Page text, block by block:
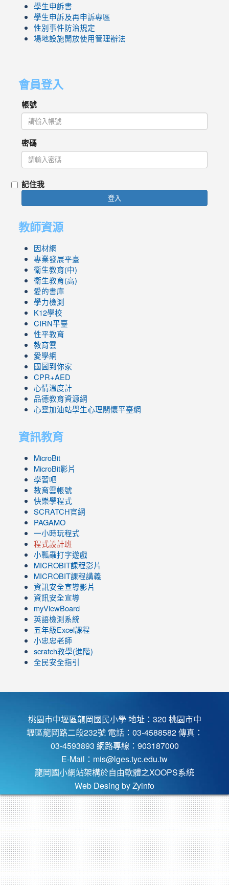
學生申訴書
學生申訴及再申訴專區
性別事件防治規定
場地設施開放使用管理辦法
會員登入
帳號
密碼
記住我
登入
教師資源
因材網
專業發展平臺
衛生教育(中)
衛生教育(高)
愛的書庫
學力檢測
K12學校
CIRN平臺
性平教育
教育雲
愛學網
國圖到你家
CPR+AED
心情溫度計
品德教育資源網
心靈加油站學生心理關懷平臺網
資訊教育
MicroBit
MicroBit影片
學習吧
教育雲帳號
快樂學程式
SCRATCH官網
PAGAMO
一小時玩程式
程式設計班
小瓢蟲打字遊戲
link
to
https://www.youtube.com/channel/UC8LghzcV5-
ZBGmXwlbUndNA/videos?
view=0&sort=dd&shelf_id=0
MICROBIT課程影片
link
to
https://www.youtube.com/channel/UC8LghzcV5-
ZBGmXwlbUndNA/videos?
view=0&sort=dd&shelf_id=0
MICROBIT課程講義
資訊安全宣導影片
資訊安全宣導
myViewBoard
英語檢測系統
五年級Excel課程
小忠忠老師
scratch教學(進階)
全民安全指引
桃園市中壢區龍岡國民小學 地址：320 桃園市中
壢區龍岡路二段232號 電話：03-4588582 傳真：
03-4593893 網路專線：903187000
E-Mail： mis@lges.tyc.edu.tw
龍岡國小網站架構於自由軟體之XOOPS系統
Web Desing by Zyinfo